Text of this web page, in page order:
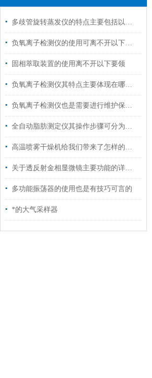
多歧管旋转蒸发仪的特点主要包括以下几个方面
负氧离子检测仪的使用可离不开以下维护
固相萃取装置的使用离不开以下要领
负氧离子检测仪其特点主要体现在哪几方面呢？
负氧离子检测仪也是需要进行维护保养的
全自动脂肪测定仪其操作步骤可分为以下五个核心阶段
高温喷雾干燥机给我们带来了怎样的特点呢？
关于透反射金相显微镜主要功能的详细分析
多功能振荡器的使用也是有技巧可言的
*的大气采样器